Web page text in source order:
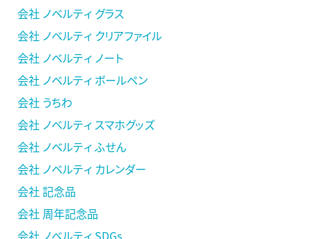
会社 ノベルティ グラス
会社 ノベルティ クリアファイル
会社 ノベルティ ノート
会社 ノベルティ ボールペン
会社 うちわ
会社 ノベルティ スマホグッズ
会社 ノベルティ ふせん
会社 ノベルティ カレンダー
会社 記念品
会社 周年記念品
会社 ノベルティ SDGs